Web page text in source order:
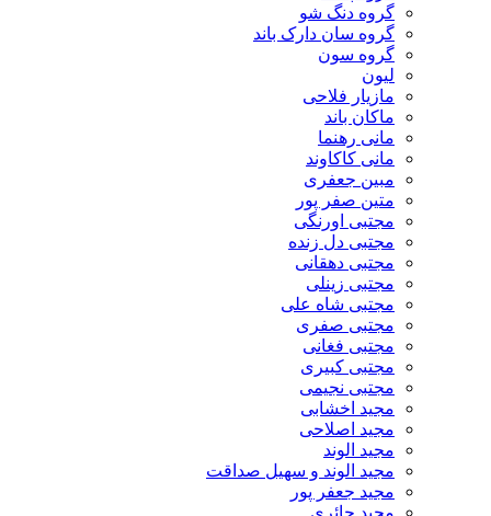
گروه دنگ شو
گروه سان دارک باند
گروه سون
لیون
مازیار فلاحی
ماکان باند
مانی رهنما
مانی کاکاوند
مبین جعفری
متین صفر پور
مجتبی اورنگی
مجتبی دل زنده
مجتبی دهقانی
مجتبی زینلی
مجتبی شاه علی
مجتبی صفری
مجتبی فغانی
مجتبی کبیری
مجتبی نجیمی
مجید اخشابی
مجید اصلاحی
مجید الوند‎
مجید الوند و سهیل صداقت
مجید جعفر پور